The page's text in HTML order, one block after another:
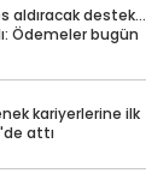
aldıracak destek...
Ödemeler bugün
kariyerlerine ilk
attı